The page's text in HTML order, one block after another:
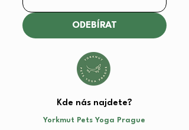
ODEBÍRAT
Kde nás najdete?​
Yorkmut Pets Yoga Prague